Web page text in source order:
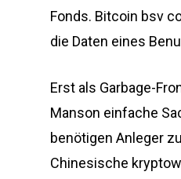
Fonds. Bitcoin bsv
die Daten eines
Erst als Garbage-
Manson einfache
benötigen Anleger
Chinesische